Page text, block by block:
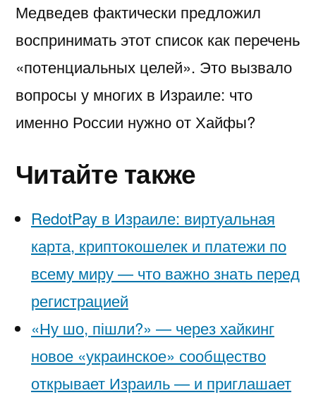
Медведев фактически предложил
воспринимать этот список как перечень
«потенциальных целей». Это вызвало
вопросы у многих в Израиле: что
именно России нужно от Хайфы?
Читайте также
RedotPay в Израиле: виртуальная
карта, криптокошелек и платежи по
всему миру — что важно знать перед
регистрацией
«Ну шо, пішли?» — через хайкинг
новое «украинское» сообщество
открывает Израиль — и приглашает